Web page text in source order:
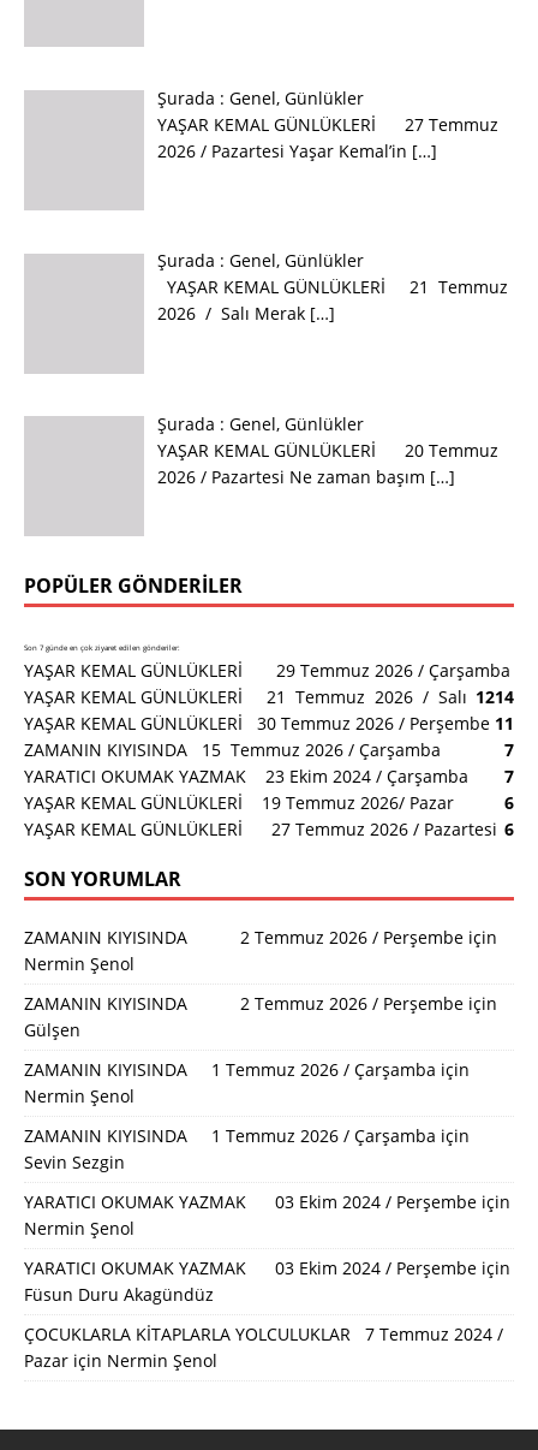
Şurada : Genel, Günlükler
YAŞAR KEMAL GÜNLÜKLERİ 27 Temmuz
2026 / Pazartesi Yaşar Kemal’in […]
Şurada : Genel, Günlükler
YAŞAR KEMAL GÜNLÜKLERİ 21 Temmuz
2026 / Salı Merak […]
Şurada : Genel, Günlükler
YAŞAR KEMAL GÜNLÜKLERİ 20 Temmuz
2026 / Pazartesi Ne zaman başım […]
POPÜLER GÖNDERILER
Son 7 günde en çok ziyaret edilen gönderiler:
YAŞAR KEMAL GÜNLÜKLERİ 29 Temmuz 2026 / Çarşamba
14
YAŞAR KEMAL GÜNLÜKLERİ 21 Temmuz 2026 / Salı 12
YAŞAR KEMAL GÜNLÜKLERİ 30 Temmuz 2026 / Perşembe 11
ZAMANIN KIYISINDA 15 Temmuz 2026 / Çarşamba
7
YARATICI OKUMAK YAZMAK 23 Ekim 2024 / Çarşamba
7
YAŞAR KEMAL GÜNLÜKLERİ 19 Temmuz 2026/ Pazar
6
YAŞAR KEMAL GÜNLÜKLERİ 27 Temmuz 2026 / Pazartesi 6
SON YORUMLAR
ZAMANIN KIYISINDA 2 Temmuz 2026 / Perşembe için
Nermin Şenol
ZAMANIN KIYISINDA 2 Temmuz 2026 / Perşembe için
Gülşen
ZAMANIN KIYISINDA 1 Temmuz 2026 / Çarşamba için
Nermin Şenol
ZAMANIN KIYISINDA 1 Temmuz 2026 / Çarşamba için
Sevin Sezgin
YARATICI OKUMAK YAZMAK 03 Ekim 2024 / Perşembe için
Nermin Şenol
YARATICI OKUMAK YAZMAK 03 Ekim 2024 / Perşembe için
Füsun Duru Akagündüz
ÇOCUKLARLA KİTAPLARLA YOLCULUKLAR 7 Temmuz 2024 /
Pazar için Nermin Şenol